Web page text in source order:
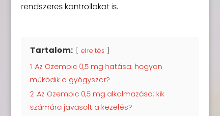
rendszeres kontrollokat is.
Tartalom: elrejtés
1 Az Ozempic 0,5 mg hatása: hogyan
működik a gyógyszer?
2 Az Ozempic 0,5 mg alkalmazása: kik
számára javasolt a kezelés?